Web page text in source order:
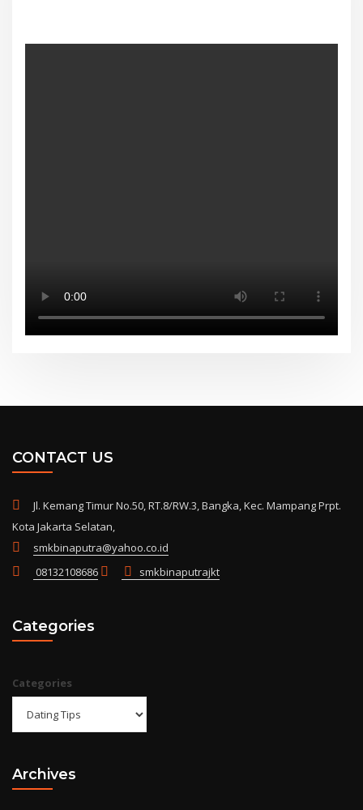
CONTACT US
Jl. Kemang Timur No.50, RT.8/RW.3, Bangka, Kec. Mampang Prpt.
Kota Jakarta Selatan,
smkbinaputra@yahoo.co.id
08132108686
smkbinaputrajkt
Categories
Categories
Archives